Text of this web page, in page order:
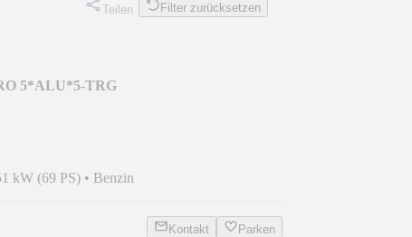
Teilen Filter zurücksetzen
5*ALU*5-TRG
kW (69 PS) • Benzin
Kontakt Parken